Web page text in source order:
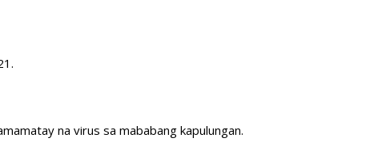
na virus sa mababang kapulungan.